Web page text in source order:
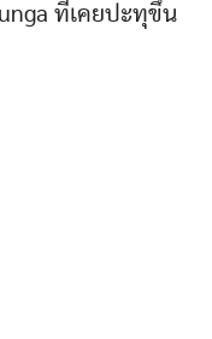
ที่เคยปะทุขึ้น